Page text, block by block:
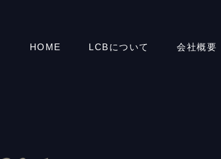
HOME LCBについて 会社概要